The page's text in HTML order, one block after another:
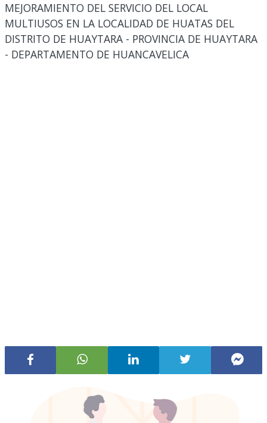
MEJORAMIENTO DEL SERVICIO DEL LOCAL
MULTIUSOS EN LA LOCALIDAD DE HUATAS DEL
DISTRITO DE HUAYTARA - PROVINCIA DE HUAYTARA
- DEPARTAMENTO DE HUANCAVELICA